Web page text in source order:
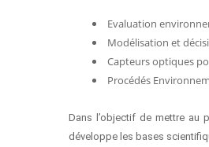
Evaluation
Modélisation et
Capteurs optiques
Procédés
Dans l’objectif de mettre au
développe les bases